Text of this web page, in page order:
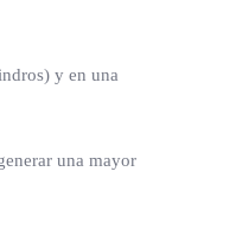
y en una
una mayor